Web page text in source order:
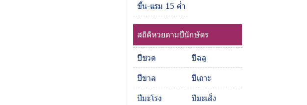
ขึ้น-แรม 15 ค่ำ
สถิติหวยตามปีนักษัตร
ปีชวด
ปีฉลู
ปีขาล
ปีเถาะ
ปีมะโรง
ปีมะเส็ง